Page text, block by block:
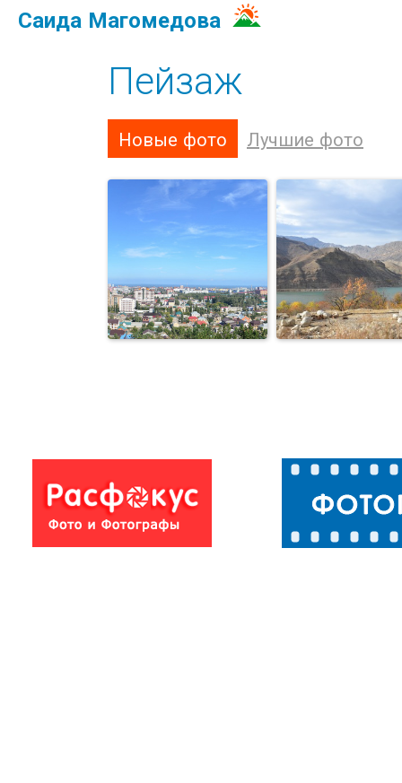
Саида Магомедова
Пейзаж
Новые фото Лучшие фото
Пейзажи Пейзажи